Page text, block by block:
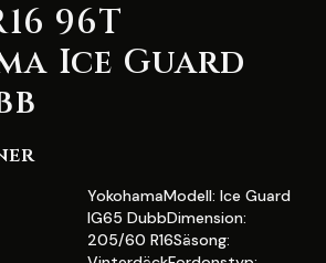
96T
Ice Guard
YokohamaModell: Ice Guard
IG65 DubbDimension:
205/60 R16Säsong: